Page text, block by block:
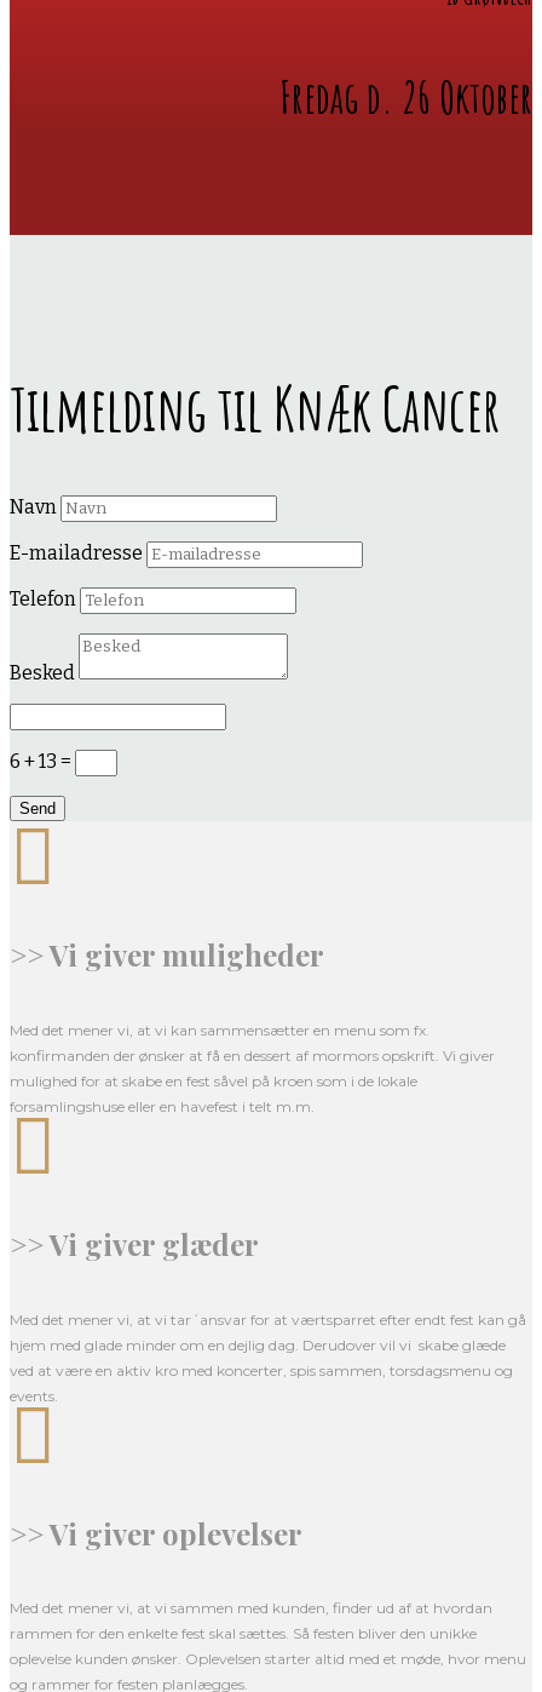
Fredag d. 26 Oktober
Tilmelding til Knæk Cancer
Navn
E-mailadresse
Telefon
Besked
6 + 13 =
Send

>> Vi giver muligheder
Med det mener vi, at vi kan sammensætter en menu som fx.
konfirmanden der ønsker at få en dessert af mormors opskrift. Vi giver
mulighed for at skabe en fest såvel på kroen som i de lokale
forsamlingshuse eller en havefest i telt m.m.

>> Vi giver glæder
Med det mener vi, at vi tar´ansvar for at værtsparret efter endt fest kan gå
hjem med glade minder om en dejlig dag. Derudover vil vi skabe glæde
ved at være en aktiv kro med koncerter, spis sammen, torsdagsmenu og
events.

>> Vi giver oplevelser
Med det mener vi, at vi sammen med kunden, finder ud af at hvordan
rammen for den enkelte fest skal sættes. Så festen bliver den unikke
oplevelse kunden ønsker. Oplevelsen starter altid med et møde, hvor menu
og rammer for festen planlægges.